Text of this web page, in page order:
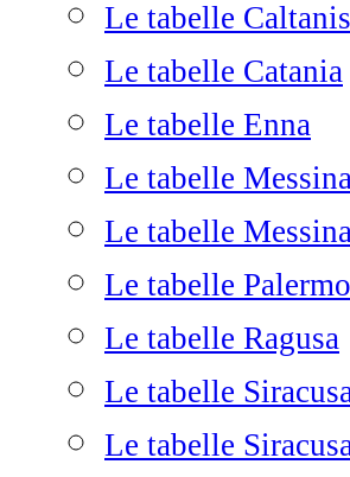
Le tabelle
Le tabelle Catania
Le tabelle Enna
Le tabelle
Le tabelle
Le tabelle Palermo
Le tabelle Ragusa
Le tabelle
Le tabelle